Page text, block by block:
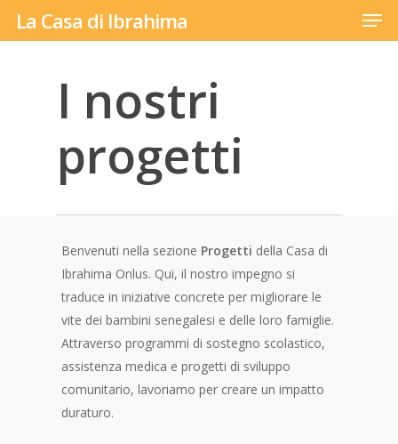
SkipLa Casa di Ibrahima
I nostri
progetti
Benvenuti nella sezione Progetti della Casa di
Ibrahima Onlus. Qui, il nostro impegno si
traduce in iniziative concrete per migliorare le
vite dei bambini senegalesi e delle loro famiglie.
Attraverso programmi di sostegno scolastico,
assistenza medica e progetti di sviluppo
comunitario, lavoriamo per creare un impatto
duraturo.